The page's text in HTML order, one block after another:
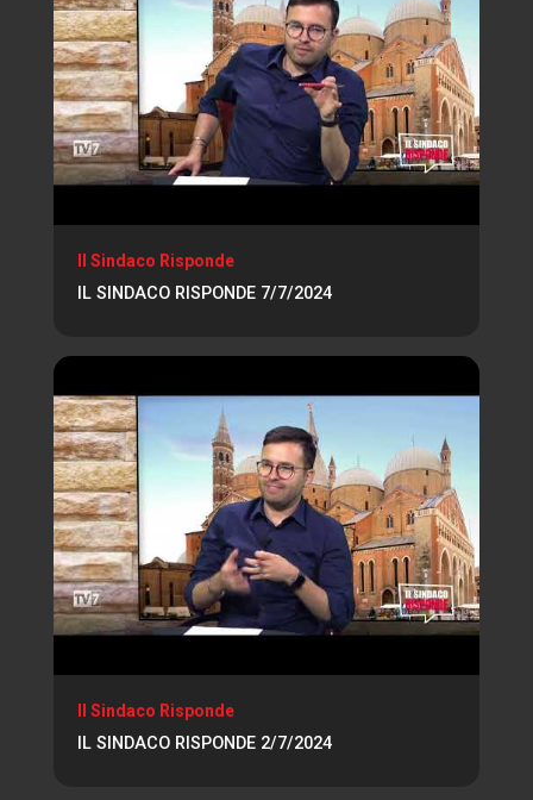
Il Sindaco Risponde
IL SINDACO RISPONDE 7/7/2024
Il Sindaco Risponde
IL SINDACO RISPONDE 2/7/2024